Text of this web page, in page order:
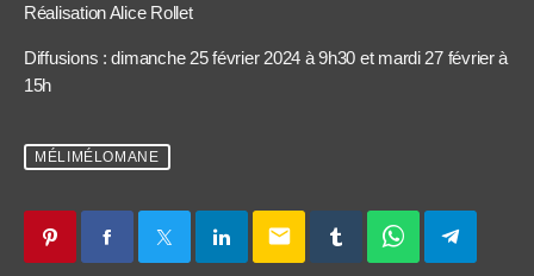
Réalisation Alice Rollet
Diffusions : dimanche 25 février 2024 à 9h30 et mardi 27 février à
15h
MÉLIMÉLOMANE
email